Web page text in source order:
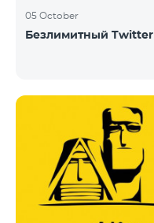
05 October
Безлимитный Twitter